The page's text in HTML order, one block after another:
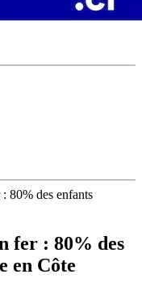
80% des enfants
fer : 80% des
en Côte